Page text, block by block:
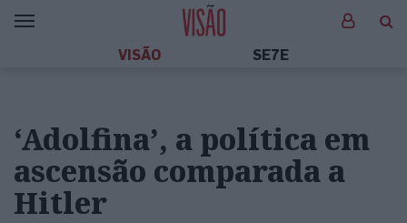
VISÃO SE7E
‘Adolfina’, a política em
ascensão comparada a
Hitler